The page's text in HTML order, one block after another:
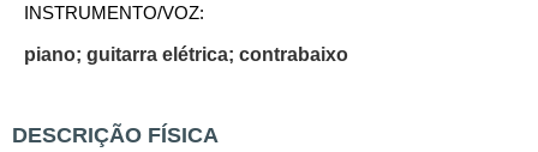
INSTRUMENTO/VOZ:
piano; guitarra elétrica; contrabaixo
DESCRIÇÃO FÍSICA